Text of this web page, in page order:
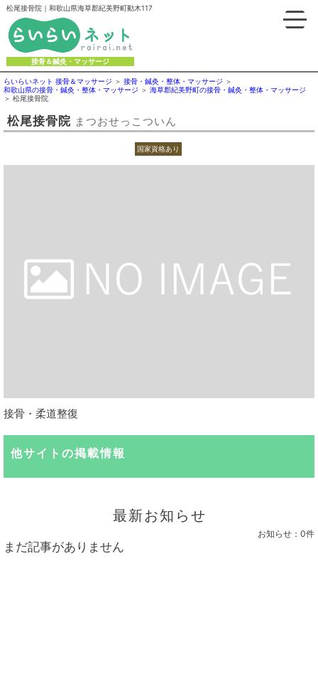
松尾接骨院｜和歌山県海草郡紀美野町動木117
接骨＆鍼灸・マッサージ
らいらいネット 接骨＆マッサージ
接骨・鍼灸・整体・マッサージ
和歌山県の接骨・鍼灸・整体・マッサージ
海草郡紀美野町の接骨・鍼灸・整体・マッサージ
松尾接骨院
松尾接骨院 まつおせっこついん
国家資格あり
接骨・柔道整復
他サイトの掲載情報
最新お知らせ
お知らせ： 0件
まだ記事がありません